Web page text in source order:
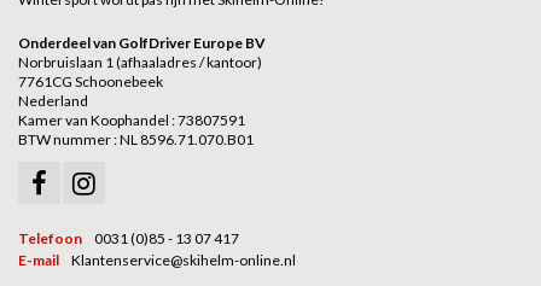
Onderdeel van GolfDriver Europe BV
Norbruislaan 1 (afhaaladres / kantoor)
7761CG Schoonebeek
Nederland
Kamer van Koophandel : 73807591
BTW nummer : NL 8596.71.070.B01
Telefoon
0031 (0)85 - 13 07 417
E-mail
Klantenservice@skihelm-online.nl